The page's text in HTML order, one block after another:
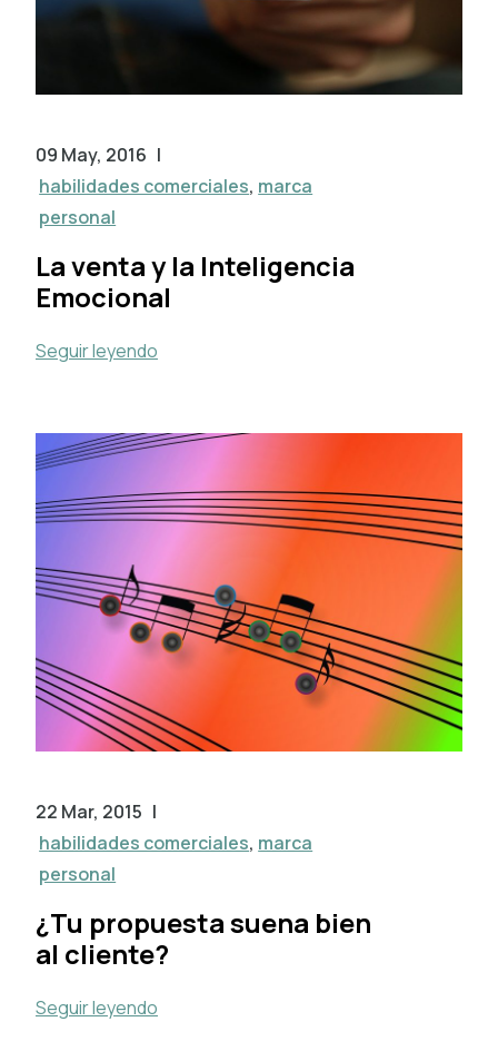
09 May, 2016 |
habilidades comerciales, marca
personal
La venta y la Inteligencia
Emocional
Seguir leyendo
22 Mar, 2015 |
habilidades comerciales, marca
personal
¿Tu propuesta suena bien
al cliente?
Seguir leyendo